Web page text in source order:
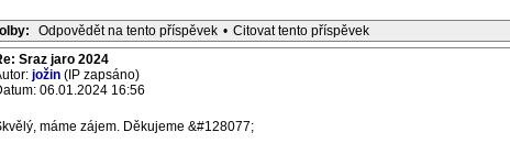
Odpovědět na tento příspěvek • Citovat tento příspěvek
Sraz jaro 2024
jožin (IP zapsáno)
06.01.2024 16:56
máme zájem. Děkujeme &#128077;